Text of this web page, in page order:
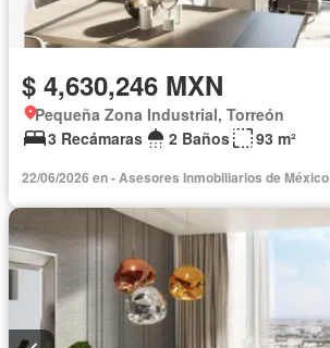
$ 4,630,246 MXN
Pequeña Zona Industrial, Torreón
3 Recámaras
2 Baños 93 m²
22/06/2026 en - Asesores Inmobiliarios de México